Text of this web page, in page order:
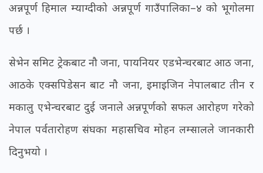
अन्नपूर्ण हिमाल म्याग्दीको अन्नपूर्ण गाउँपालिका–४ को भूगोलमा
पर्छ ।
सेभेन समिट ट्रेकबाट नौ जना, पायनियर एडभेन्चरबाट आठ जना,
आठके एक्सपिडेसन बाट नौ जना, इमाइजिन नेपालबाट तीन र
मकालु एभेन्चरबाट दुई जनाले अन्नपूर्णको सफल आरोहण गरेको
नेपाल पर्वतारोहण संघका महासचिव मोहन लम्सालले जानकारी
दिनुभयो ।